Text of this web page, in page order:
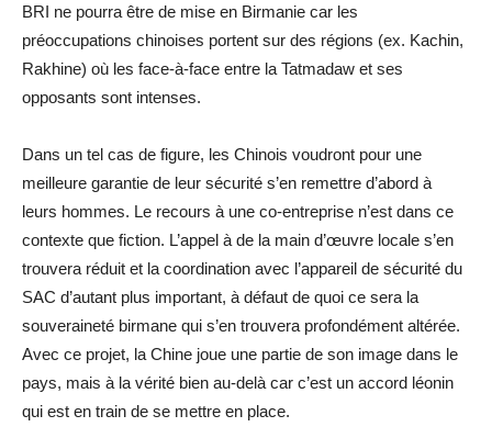
BRI ne pourra être de mise en Birmanie car les
préoccupations chinoises portent sur des régions (ex. Kachin,
Rakhine) où les face-à-face entre la Tatmadaw et ses
opposants sont intenses.
Dans un tel cas de figure, les Chinois voudront pour une
meilleure garantie de leur sécurité s’en remettre d’abord à
leurs hommes. Le recours à une co-entreprise n’est dans ce
contexte que fiction. L’appel à de la main d’œuvre locale s’en
trouvera réduit et la coordination avec l’appareil de sécurité du
SAC d’autant plus important, à défaut de quoi ce sera la
souveraineté birmane qui s’en trouvera profondément altérée.
Avec ce projet, la Chine joue une partie de son image dans le
pays, mais à la vérité bien au-delà car c’est un accord léonin
qui est en train de se mettre en place.